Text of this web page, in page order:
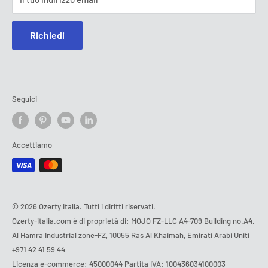
Richiedi
Seguici
Accettiamo
© 2026 Ozerty Italia. Tutti i diritti riservati.
Ozerty-italia.com è di proprietà di: MOJO FZ-LLC A4-709 Building no.A4,
Al Hamra Industrial zone-FZ, 10055 Ras Al Khaimah, Emirati Arabi Uniti
+971 42 41 59 44
Licenza e-commerce: 45000044 Partita IVA: 100436034100003